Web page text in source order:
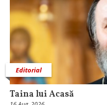
Editorial
Taina lui Acasă